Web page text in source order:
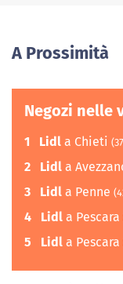
A Prossimità
Negozi nelle
1 Lidl a Chieti
2 Lidl a
3 Lidl a Penne
4 Lidl a Pescara
5 Lidl a Pescara